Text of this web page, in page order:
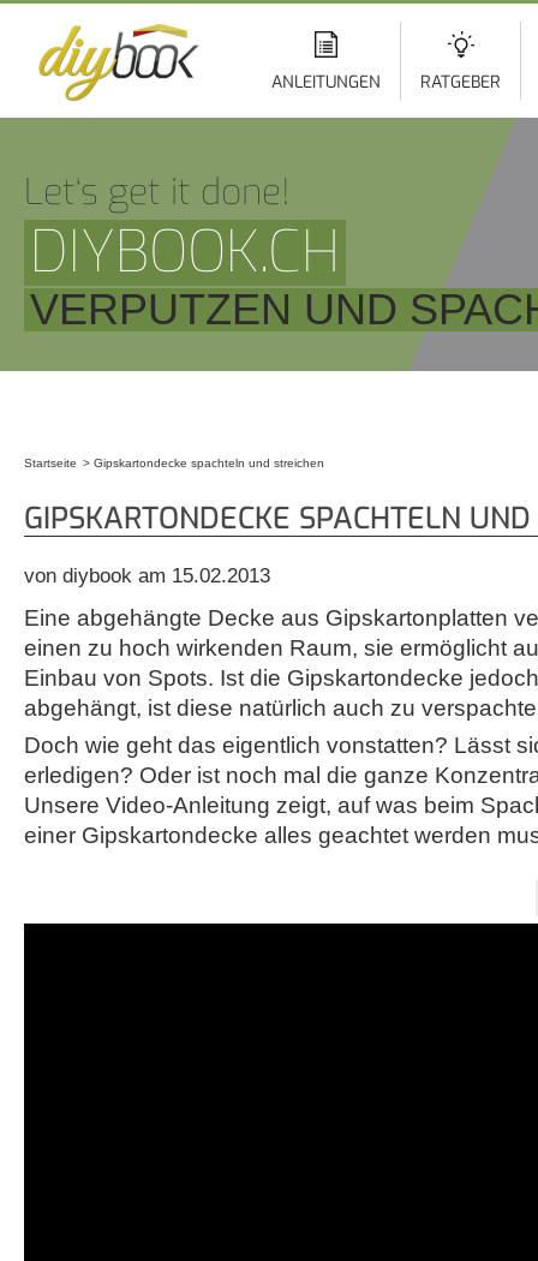
ANLEITUNGEN RATGEBER
Let‘s get it done!
DIYBOOK.CH
VERPUTZEN UND
Startseite Gipskartondecke spachteln und streichen
GIPSKARTONDECKE SPACHTELN
von diybook am 15.02.2013
Eine abgehängte Decke aus Gipskartonplatten
einen zu hoch wirkenden Raum, sie ermöglicht
Einbau von Spots. Ist die Gipskartondecke
abgehängt, ist diese natürlich auch zu
Doch wie geht das eigentlich vonstatten? Lässt
erledigen? Oder ist noch mal die ganze
Unsere Video-Anleitung zeigt, auf was beim
einer Gipskartondecke alles geachtet werden